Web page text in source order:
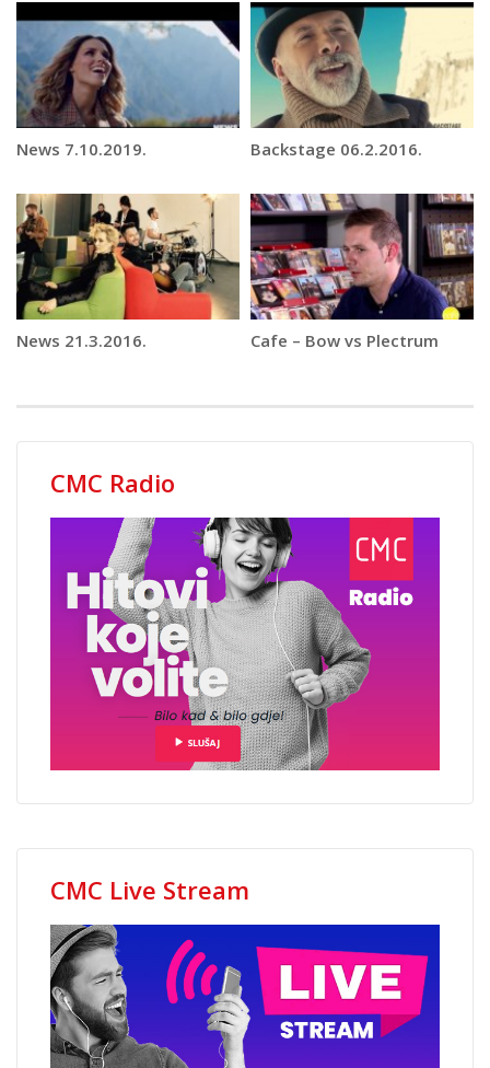
News 7.10.2019. Backstage 06.2.2016.
News 21.3.2016. Cafe – Bow vs Plectrum
CMC Radio
CMC Live Stream